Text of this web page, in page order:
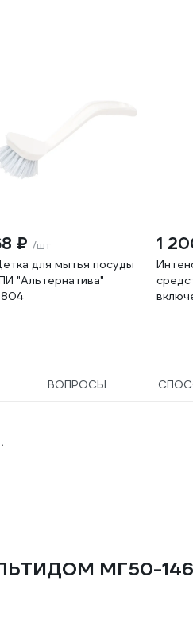
₽ /шт
для мытья посуды
"Альтернатива"
1
ВОПРОСЫ
МГ50-146